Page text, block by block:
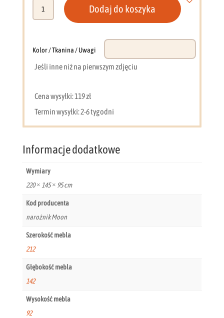
145
Moon
Dodaj do koszyka
Kolor / Tkanina / Uwagi
Jeśli inne niż na pierwszym zdjęciu
Cena wysyłki: 119 zł
Termin wysyłki: 2-6 tygodni
Informacje dodatkowe
Wymiary
220 × 145 × 95 cm
Kod producenta
narożnik Moon
Szerokość mebla
212
Głębokość mebla
142
Wysokość mebla
92